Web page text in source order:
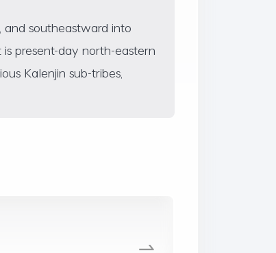
southeastward into
present-day north-eastern
Kalenjin sub-tribes,